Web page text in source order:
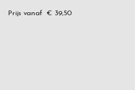
Prijs vanaf € 39,50